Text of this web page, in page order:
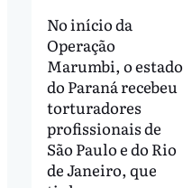
No início da
Operação
Marumbi, o estado
do Paraná recebeu
torturadores
profissionais de
São Paulo e do Rio
de Janeiro, que